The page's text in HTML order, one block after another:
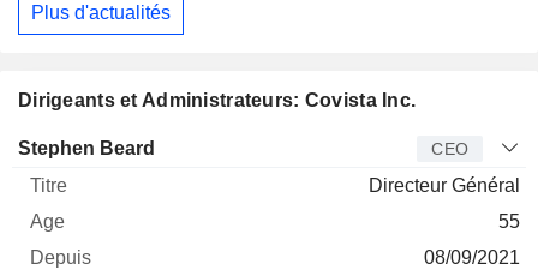
Plus d'actualités
Dirigeants et Administrateurs: Covista Inc.
Dirigeant Titre
Stephen Beard CEO
Directeur Général
55
08/09/2021